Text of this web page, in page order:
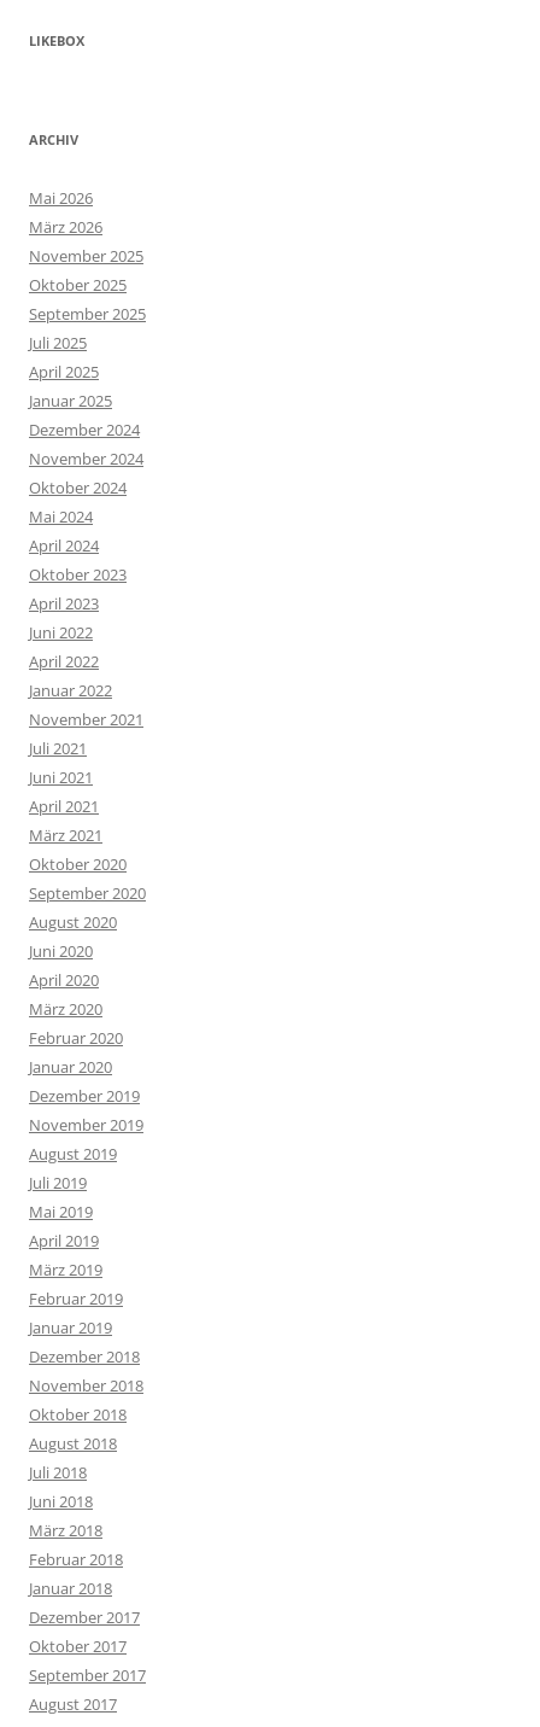
LIKEBOX
ARCHIV
Mai 2026
März 2026
November 2025
Oktober 2025
September 2025
Juli 2025
April 2025
Januar 2025
Dezember 2024
November 2024
Oktober 2024
Mai 2024
April 2024
Oktober 2023
April 2023
Juni 2022
April 2022
Januar 2022
November 2021
Juli 2021
Juni 2021
April 2021
März 2021
Oktober 2020
September 2020
August 2020
Juni 2020
April 2020
März 2020
Februar 2020
Januar 2020
Dezember 2019
November 2019
August 2019
Juli 2019
Mai 2019
April 2019
März 2019
Februar 2019
Januar 2019
Dezember 2018
November 2018
Oktober 2018
August 2018
Juli 2018
Juni 2018
März 2018
Februar 2018
Januar 2018
Dezember 2017
Oktober 2017
September 2017
August 2017